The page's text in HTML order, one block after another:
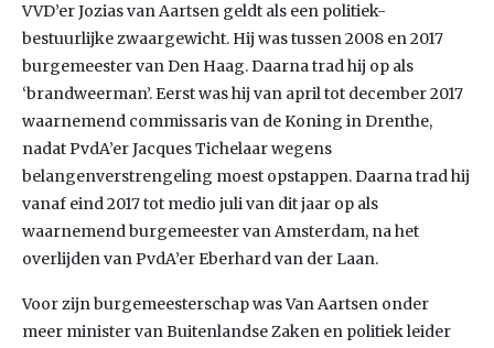
VVD’er Jozias van Aartsen geldt als een politiek-
bestuurlijke zwaargewicht. Hij was tussen 2008 en 2017
burgemeester van Den Haag. Daarna trad hij op als
‘brandweerman’. Eerst was hij van april tot december 2017
waarnemend commissaris van de Koning in Drenthe,
nadat PvdA’er Jacques Tichelaar wegens
belangenverstrengeling moest opstappen. Daarna trad hij
vanaf eind 2017 tot medio juli van dit jaar op als
waarnemend burgemeester van Amsterdam, na het
overlijden van PvdA’er Eberhard van der Laan.
Voor zijn burgemeesterschap was Van Aartsen onder
meer minister van Buitenlandse Zaken en politiek leider